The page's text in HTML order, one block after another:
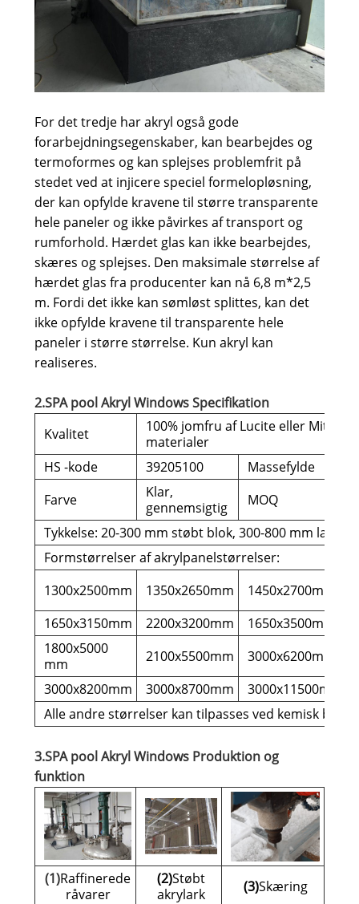
For det tredje har akryl også gode
forarbejdningsegenskaber, kan bearbejdes og
termoformes og kan splejses problemfrit på
stedet ved at injicere speciel formelopløsning,
der kan opfylde kravene til større transparente
hele paneler og ikke påvirkes af transport og
rumforhold. Hærdet glas kan ikke bearbejdes,
skæres og splejses. Den maksimale størrelse af
hærdet glas fra producenter kan nå 6,8 m*2,5
m. Fordi det ikke kan sømløst splittes, kan det
ikke opfylde kravene til transparente hele
paneler i større størrelse. Kun akryl kan
realiseres.
2.SPA pool Akryl Windows Specifikation
Kvalitet
100% jomfru af Lucite eller
materialer
HS -kode
39205100 Massefylde
Farve
Klar,
gennemsigtig
MOQ
Tykkelse: 20-300 mm støbt blok, 300-800 mm
Formstørrelser af akrylpanelstørrelser:
1300x2500mm
1350x2650mm 1450x2700mm
1650x3150mm
2200x3200mm 1650x3500mm
1800x5000
mm
2100x5500mm 3000x6200mm
3000x8200mm
3000x8700mm 3000x11500mm
Alle andre størrelser kan tilpasses ved kemisk
3.SPA pool Akryl Windows Produktion og
funktion
(1)Raffinerede
råvarer
(2)Støbt
akrylark
(3)Skæring